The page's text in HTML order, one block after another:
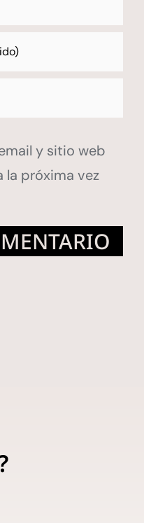
y sitio web
la próxima vez